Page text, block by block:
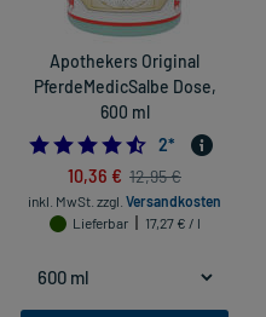
Apothekers Original
PferdeMedicSalbe Dose,
600 ml
4.5
2*
10,36 € 12,95 €
inkl. MwSt. zzgl. Versandkosten
Lieferbar
17,27 € / l